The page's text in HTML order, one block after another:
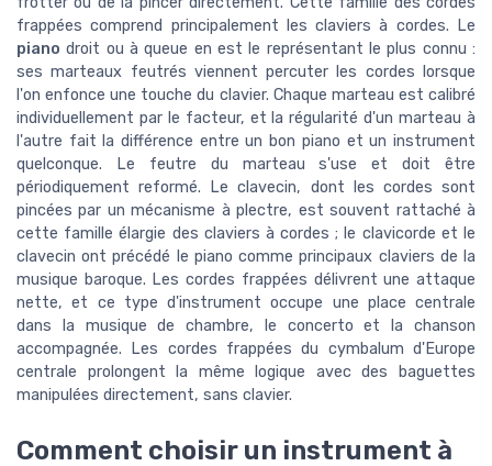
frappées comprend principalement les claviers à cordes. Le
piano droit ou à queue en est le représentant le plus connu :
ses marteaux feutrés viennent percuter les cordes lorsque
l'on enfonce une touche du clavier. Chaque marteau est calibré
individuellement par le facteur, et la régularité d'un marteau à
l'autre fait la différence entre un bon piano et un instrument
quelconque. Le feutre du marteau s'use et doit être
périodiquement reformé. Le clavecin, dont les cordes sont
pincées par un mécanisme à plectre, est souvent rattaché à
cette famille élargie des claviers à cordes ; le clavicorde et le
clavecin ont précédé le piano comme principaux claviers de la
musique baroque. Les cordes frappées délivrent une attaque
nette, et ce type d'instrument occupe une place centrale
dans la musique de chambre, le concerto et la chanson
accompagnée. Les cordes frappées du cymbalum d'Europe
centrale prolongent la même logique avec des baguettes
manipulées directement, sans clavier.
Comment choisir un instrument à